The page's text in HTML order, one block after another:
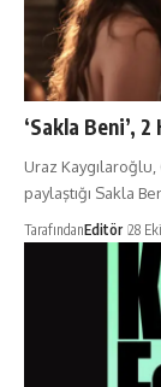
‘Sakla Beni’,
Uraz
paylaştığı Sakla
TarafındanEditör 28